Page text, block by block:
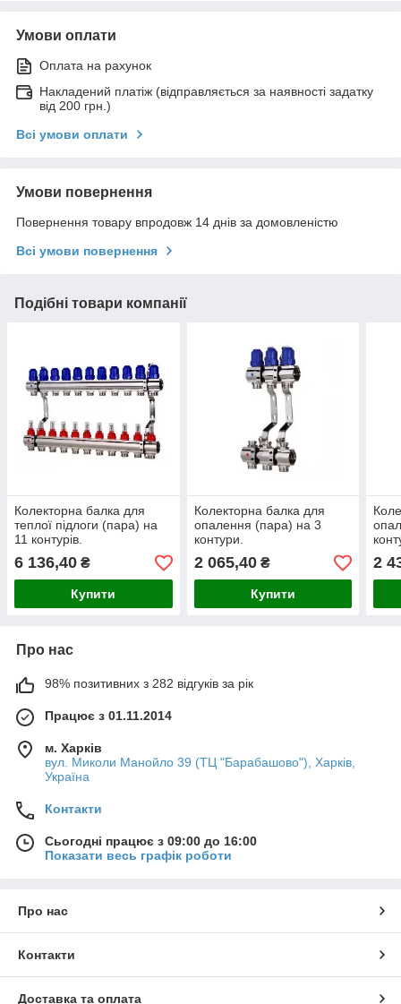
Умови оплати
Оплата на рахунок
Накладений платіж (відправляється за наявності задатку
від 200 грн.)
Всі умови оплати
Умови повернення
Повернення товару впродовж 14 днів за домовленістю
Всі умови повернення
Подібні товари компанії
Колекторна балка для
теплої підлоги (пара) на
11 контурів.
6 136,40 ₴
Купити
Колекторна балка для
опалення (пара) на 3
контури.
2 065,40₴
Купити
2
Про нас
98% позитивних з 282 відгуків за рік
Працює з 01.11.2014
м. Харків
вул. Миколи Манойло 39 (ТЦ "Барабашово"), Харків,
Україна
Контакти
Сьогодні працює з 09:00 до 16:00
Показати весь графік роботи
Про нас
Контакти
Доставка та оплата